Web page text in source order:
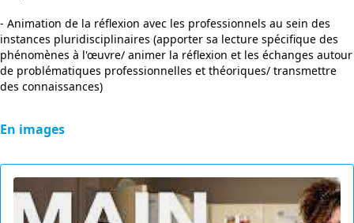
- Animation de la réflexion avec les professionnels au sein des
instances pluridisciplinaires (apporter sa lecture spécifique des
phénomènes à l'œuvre/ animer la réflexion et les échanges autour
de problématiques professionnelles et théoriques/ transmettre
des connaissances)
En images